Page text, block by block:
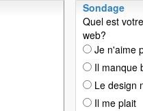
Sondage
Quel est
web?
Je n'aime
Il manque
Le design
Il me plait